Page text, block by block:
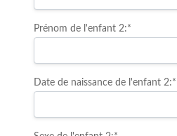
Prénom de l'enfant 2:*
Date de naissance de l'enfant 2:*